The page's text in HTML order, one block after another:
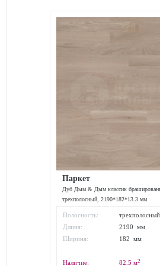
Паркет
Дуб Дым & Дым классик
трехполосный, 2190*182*13.3 мм
Полосность:
трехполосный
Длина:
2190 мм
Ширина:
182 мм
Наличие: 82.5 м2